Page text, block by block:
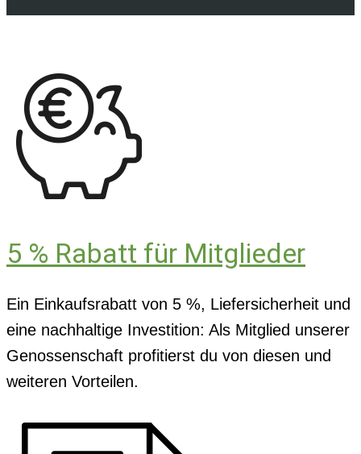
5 % Rabatt für Mitglieder
Ein Einkaufsrabatt von 5 %, Liefersicherheit und
eine nachhaltige Investition: Als Mitglied unserer
Genossenschaft profitierst du von diesen und
weiteren Vorteilen.